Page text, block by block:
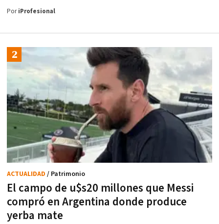
PoriProfesional
El campo de u$s20 millones que Messi
compró en Argentina donde produce
yerba mate
ACTUALIDAD / Patrimonio